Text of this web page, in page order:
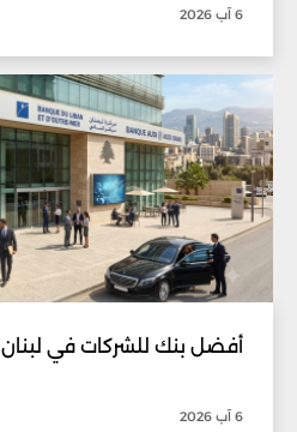
6 آب 2026
أفضل بنك للشركات في لبنان
6 آب 2026